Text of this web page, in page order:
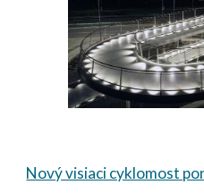
Nový visiaci cyklomost